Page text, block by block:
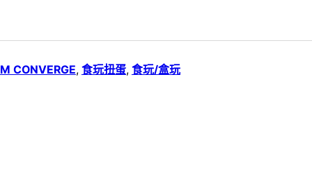
CONVERGE, 食玩扭蛋, 食玩/盒玩